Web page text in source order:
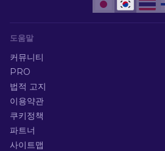
도움말
커뮤니티
PRO
법적 고지
이용약관
쿠키정책
파트너
사이트맵